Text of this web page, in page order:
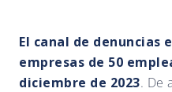
El canal de denuncias
empresas de 50
diciembre de 2023. De